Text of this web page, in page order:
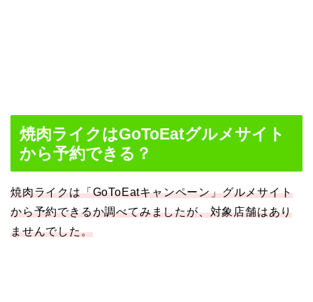
焼肉ライクはGoToEatグルメサイト
から予約できる？
焼肉ライクは「GoToEatキャンペーン」グルメサイト
から予約できるか調べてみましたが、対象店舗はあり
ませんでした。